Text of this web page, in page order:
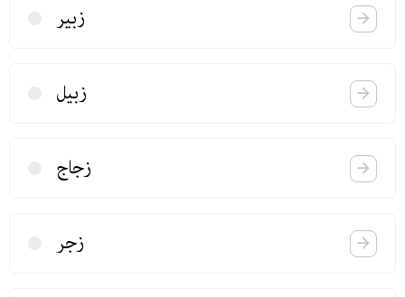
زبیر
زبیل
زجاج
زجر